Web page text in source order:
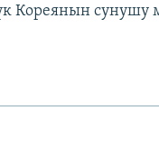
Кореянын сунушу